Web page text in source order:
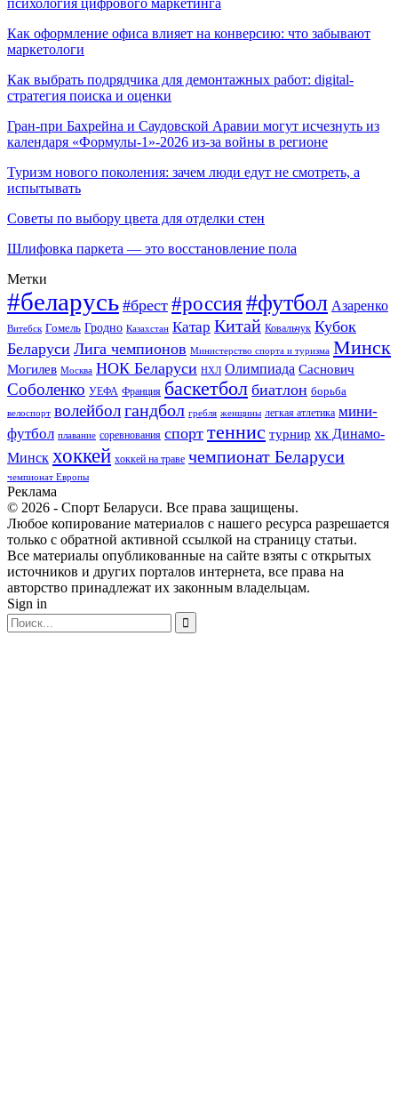
Как оформление офиса влияет на конверсию: что забывают
маркетологи
Как выбрать подрядчика для демонтажных работ: digital-
стратегия поиска и оценки
Гран-при Бахрейна и Саудовской Аравии могут исчезнуть из
календаря «Формулы-1»-2026 из-за войны в регионе
Туризм нового поколения: зачем люди едут не смотреть, а
испытывать
Советы по выбору цвета для отделки стен
Шлифовка паркета — это восстановление пола
Метки
#беларусь #брест #россия#футбол Азаренко
Витебск Гомель Гродно Казахстан Катар Китай Ковальчук Кубок
Беларуси Лига чемпионов Министерство спорта и туризма Минск
Могилев Москва НОК Беларуси НХЛ Олимпиада Саснович
Соболенко УЕФА Франция баскетбол биатлон борьба
велоспорт волейболгандбол гребля женщины легкая атлетика мини-
футбол плавание соревнования спорт теннис турнир хк Динамо-
Минск хоккей хоккей на траве чемпионат Беларуси
чемпионат Европы
Реклама
© 2026 - Спорт Беларуси. Все права защищены.
Любое копирование материалов с нашего ресурса разрешается
только с обратной активной ссылкой на страницу статьи.
Все материалы опубликованные на сайте взяты с открытых
источников и других порталов интернета, все права на
авторство принадлежат их законным владельцам.
Sign in